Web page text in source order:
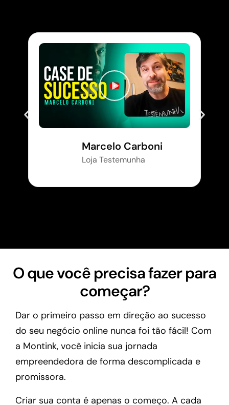
Marcelo Carboni
Loja Testemunha
O que você precisa fazer para
começar?
Dar o primeiro passo em direção ao sucesso
do seu negócio online nunca foi tão fácil! Com
a Montink, você inicia sua jornada
empreendedora de forma descomplicada e
promissora.
Criar sua conta é apenas o começo. A cada